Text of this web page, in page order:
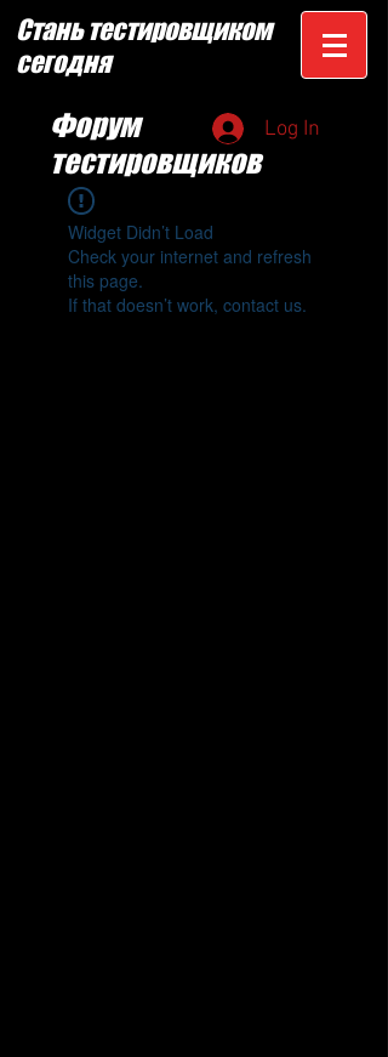
Стань тестировщиком
сегодня
Log In
Форум
тестировщиков
Widget Didn’t Load
Check your internet and refresh
this page.
If that doesn’t work, contact us.